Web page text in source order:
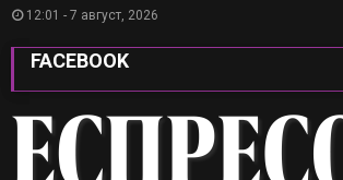
12:01 - 7 август, 2026
FACEBOOK